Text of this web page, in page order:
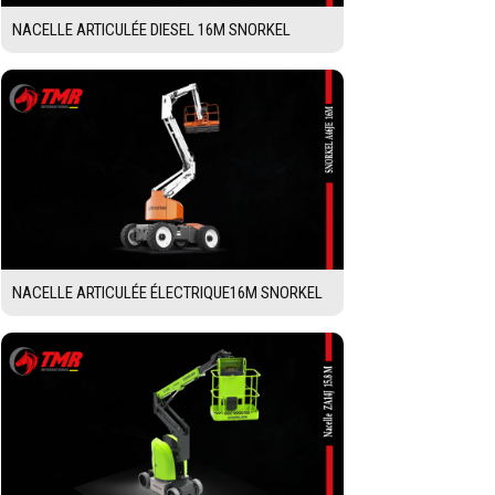
NACELLE ARTICULÉE DIESEL 16M SNORKEL
NACELLE ARTICULÉE ÉLECTRIQUE16M SNORKEL